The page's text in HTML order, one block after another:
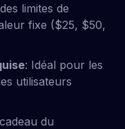
limites de
fixe ($25, $50,
: Idéal pour les
utilisateurs
du